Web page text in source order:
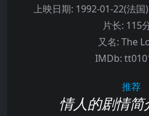
上映日期: 1992-01-22(法
片长: 115
又名: The
IMDb:
推荐
情人的剧情简